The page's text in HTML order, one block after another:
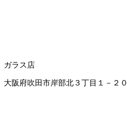
ガラス店
大阪府吹田市岸部北３丁目１－２０